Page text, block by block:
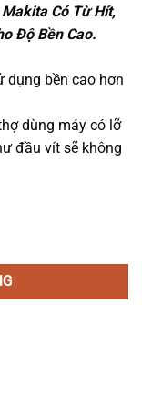
Có Từ Hít,
Độ Bền Cao.
dụng bền cao hơn
dùng máy có lỡ
đầu vít sẽ không